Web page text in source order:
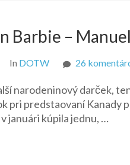
Barbie –
In DOTW 26
narodeninový darček,
pri predstaovaní Kanady
januári kúpila jednu, …